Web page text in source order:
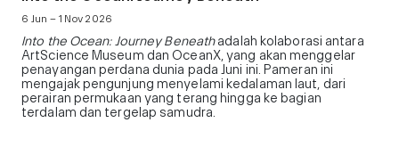
6 Jun – 1 Nov 2026
Into the Ocean: Journey Beneathadalah kolaborasi antara
ArtScience Museum dan OceanX, yang akan menggelar
penayangan perdana dunia pada Juni ini. Pameran ini
mengajak pengunjung menyelami kedalaman laut, dari
perairan permukaan yang terang hingga ke bagian
terdalam dan tergelap samudra.